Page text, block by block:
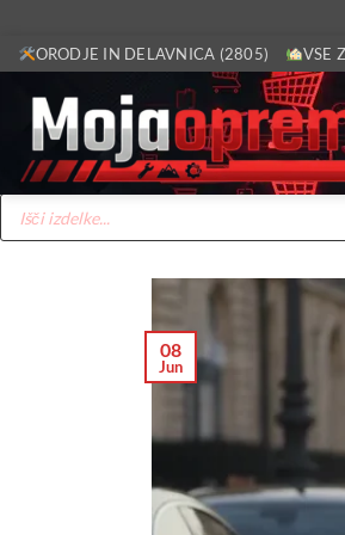
Skoči
na
vsebino
ORODJE IN DELAVNICA (2805) VSE
Products
search
08
Jun